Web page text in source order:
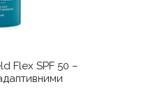
Flex SPF 50 –